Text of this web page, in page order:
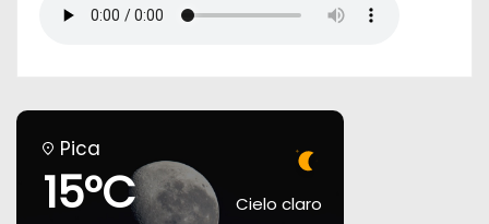
Pica
15°C Cielo claro